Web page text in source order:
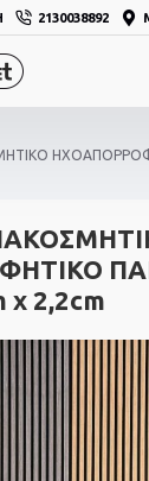
2130038892
x 2,2cm